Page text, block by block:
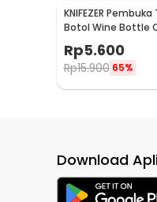
KNIFEZER
Botol Wine Bottle
Stainless Steel -
Rp5.600
Rp15.900 65%
Download